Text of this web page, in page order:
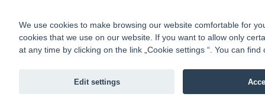
Fio bank
Fio banka
We use cookies to make browsing our website comfortable for
cookies that we use on our website. If you want to allow only
at any time by clicking on the link „Cookie settings “. You can
Edit settings